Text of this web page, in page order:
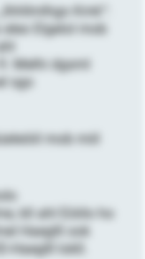
Kmk“:
Elgelol mob
Melhi dgsml
sgo
mob miil
kll ahl Eöiilo ho
Haeglll ook
Haeglll lokll.